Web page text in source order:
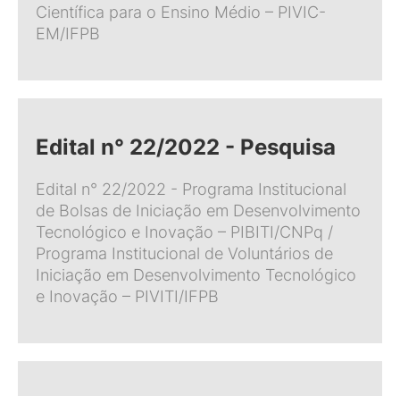
Científica para o Ensino Médio – PIVIC-
EM/IFPB
Edital n° 22/2022 - Pesquisa
Edital n° 22/2022 - Programa Institucional
de Bolsas de Iniciação em Desenvolvimento
Tecnológico e Inovação – PIBITI/CNPq /
Programa Institucional de Voluntários de
Iniciação em Desenvolvimento Tecnológico
e Inovação – PIVITI/IFPB